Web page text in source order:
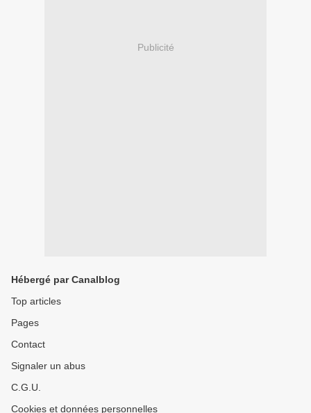
Publicité
Hébergé par Canalblog
Top articles
Pages
Contact
Signaler un abus
C.G.U.
Cookies et données personnelles